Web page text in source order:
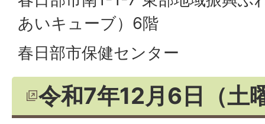
あいキューブ）6階
春日部市保健センター
令和7年12月6日（土